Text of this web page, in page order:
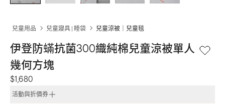
兒童用品 兒童寢具 | 睡袋 兒童涼被｜兒童毯
伊登防蟎抗菌300織純棉兒童涼被單人
幾何方塊
$1,680
活動與折價券